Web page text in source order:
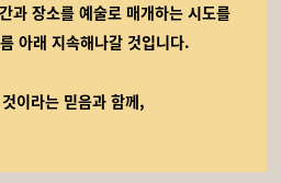
과 장소를 예술로 매개하는 시도를
아래 지속해나갈 것입니다.
이라는 믿음과 함께,